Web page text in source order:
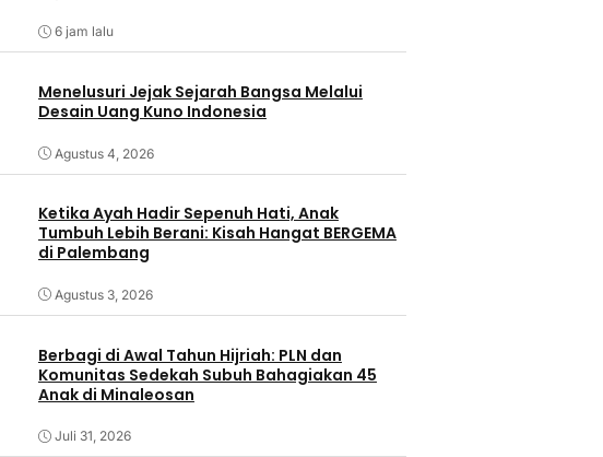
6 jam lalu
Menelusuri Jejak Sejarah Bangsa Melalui
Desain Uang Kuno Indonesia
Agustus 4, 2026
Ketika Ayah Hadir Sepenuh Hati, Anak
Tumbuh Lebih Berani: Kisah Hangat BERGEMA
di Palembang
Agustus 3, 2026
Berbagi di Awal Tahun Hijriah: PLN dan
Komunitas Sedekah Subuh Bahagiakan 45
Anak di Minaleosan
Juli 31, 2026